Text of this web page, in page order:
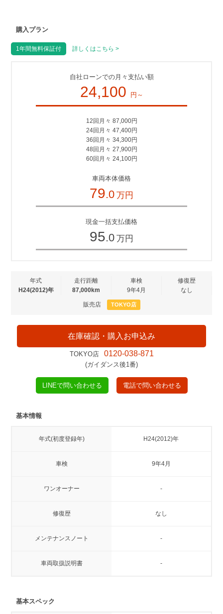
購入プラン
1年間無料保証付 詳しくはこちら >
自社ローンでの月々支払い額
24,100 円～
12回月々 87,000円
24回月々 47,400円
36回月々 34,300円
48回月々 27,900円
60回月々 24,100円
車両本体価格
79.0 万円
現金一括支払価格
95.0 万円
年式
H24(2012)年
走行距離
87,000km
車検
9年4月
修復歴
なし
販売店 TOKYO店
在庫確認・購入お申込み
TOKYO店 0120-038-871
(ガイダンス後1番)
LINEで問い合わせる 電話で問い合わせる
基本情報
年式(初度登録年) H24(2012)年
車検 9年4月
ワンオーナー -
修復歴 なし
メンテナンスノート -
車両取扱説明書 -
基本スペック